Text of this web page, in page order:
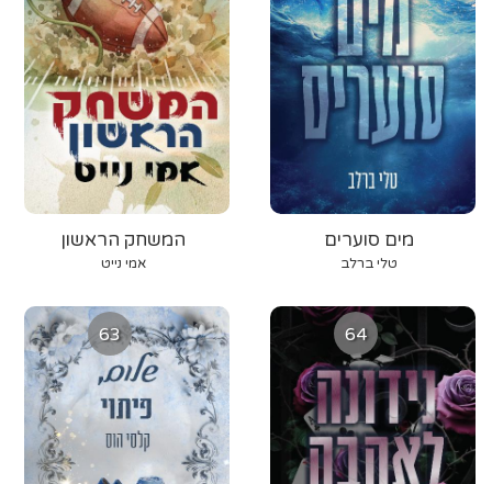
המשחק הראשון
אמי נייט
מים סוערים
טלי ברלב
63 64